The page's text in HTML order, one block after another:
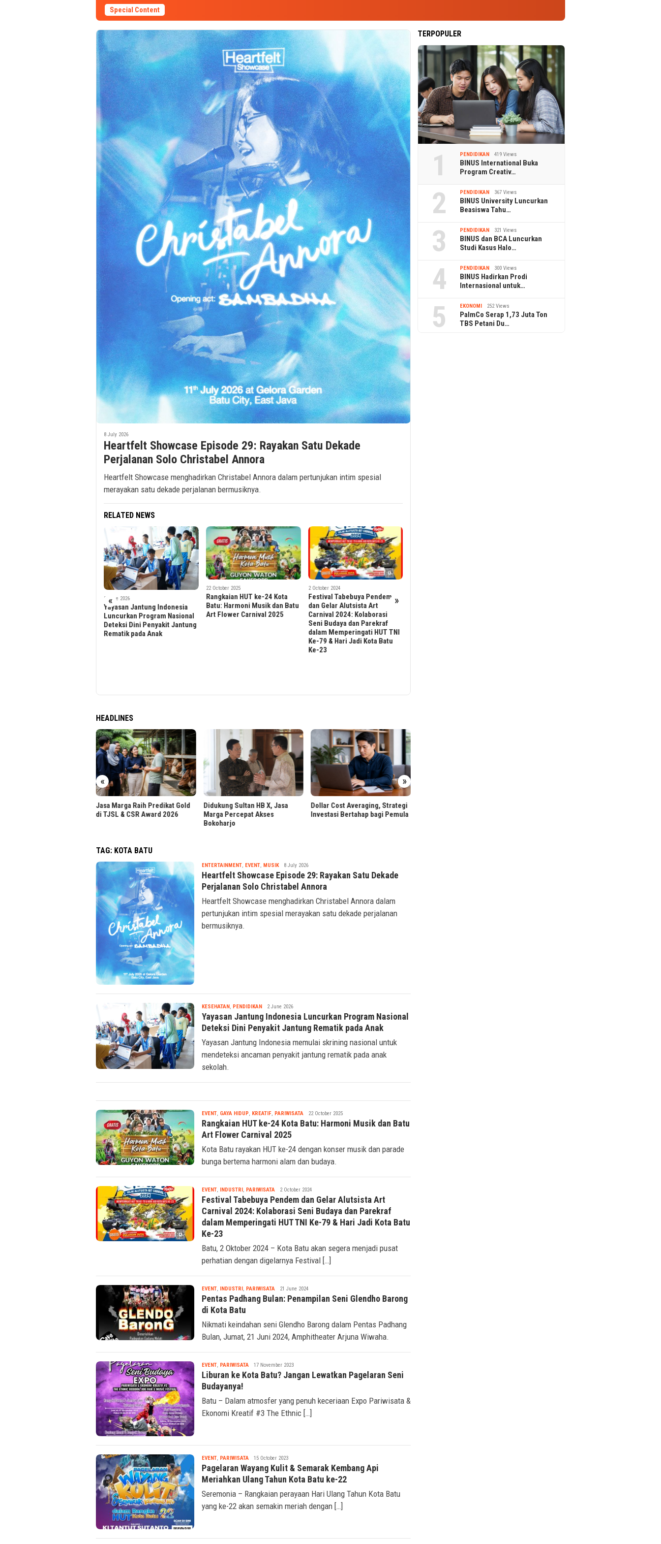
Special Content
8 July 2026
Heartfelt Showcase Episode 29: Rayakan Satu Dekade
Perjalanan Solo Christabel Annora
Heartfelt Showcase menghadirkan Christabel Annora dalam pertunjukan intim spesial
merayakan satu dekade perjalanan bermusiknya.
RELATED NEWS
« »
22 October 2025
Rangkaian HUT ke-24 Kota
Batu: Harmoni Musik dan Batu
Art Flower Carnival 2025
2 October 2024
Festival Tabebuya Pendem
dan Gelar Alutsista Art
Carnival 2024: Kolaborasi
21 June 2024
Pentas Padhang Bulan:
Penampilan Seni Glendho
Barong di Kota Batu
HEADLINES
« »
Didukung Sultan HB X, Jasa
Marga Percepat Akses
Dollar Cost Averaging, Strategi
Investasi Bertahap bagi Pemula
PT RPN dan BPDP Gelar
Workshop Pangan Sehat
TAG: KOTA BATU
ENTERTAINMENT, EVENT, MUSIKTsaqif
Ridwan
8 July 2026
Heartfelt Showcase Episode 29: Rayakan Satu Dekade
Perjalanan Solo Christabel Annora
Heartfelt Showcase menghadirkan Christabel Annora dalam
pertunjukan intim spesial merayakan satu dekade perjalanan
bermusiknya.
KESEHATAN , PENDIDIKANTsaqif
Ridwan
2 June 2026
Yayasan Jantung Indonesia Luncurkan Program Nasional
Deteksi Dini Penyakit Jantung Rematik pada Anak
Yayasan Jantung Indonesia memulai skrining nasional untuk
mendeteksi ancaman penyakit jantung rematik pada anak
sekolah.
EVENT, GAYA HIDUP, KREATIF, PARIWISATATsaqif
Ridwan
22 October 2025
Rangkaian HUT ke-24 Kota Batu: Harmoni Musik dan Batu
Art Flower Carnival 2025
Kota Batu rayakan HUT ke-24 dengan konser musik dan parade
bunga bertema harmoni alam dan budaya.
EVENT, INDUSTRI , PARIWISATATsaqif
Ridwan
2 October 2024
Festival Tabebuya Pendem dan Gelar Alutsista Art
Carnival 2024: Kolaborasi Seni Budaya dan Parekraf
dalam Memperingati HUT TNI Ke-79 & Hari Jadi Kota Batu
Ke-23
Batu, 2 Oktober 2024 – Kota Batu akan segera menjadi pusat
perhatian dengan digelarnya Festival […]
EVENT, INDUSTRI , PARIWISATATsaqif
Ridwan
21 June 2024
Pentas Padhang Bulan: Penampilan Seni Glendho Barong
di Kota Batu
Nikmati keindahan seni Glendho Barong dalam Pentas Padhang
Bulan, Jumat, 21 Juni 2024, Amphitheater Arjuna Wiwaha.
EVENT, PARIWISATATsaqif
Ridwan
17 November 2023
Liburan ke Kota Batu? Jangan Lewatkan Pagelaran Seni
Budayanya!
Batu – Dalam atmosfer yang penuh keceriaan Expo Pariwisata &
Ekonomi Kreatif #3 The Ethnic […]
EVENT, PARIWISATASeremonia
15 October 2023
Pagelaran Wayang Kulit & Semarak Kembang Api
Meriahkan Ulang Tahun Kota Batu ke-22
Seremonia – Rangkaian perayaan Hari Ulang Tahun Kota Batu
yang ke-22 akan semakin meriah dengan […]
TERPOPULER
1 PENDIDIKAN 419 Views
BINUS International Buka
Program Creativ…
2 PENDIDIKAN 367 Views
BINUS University Luncurkan
Beasiswa Tahu…
3 PENDIDIKAN 321 Views
BINUS dan BCA Luncurkan
Studi Kasus Halo…
4 PENDIDIKAN 300 Views
BINUS Hadirkan Prodi
Internasional untuk…
5 EKONOMI 252 Views
PalmCo Serap 1,73 Juta Ton
TBS Petani Du…